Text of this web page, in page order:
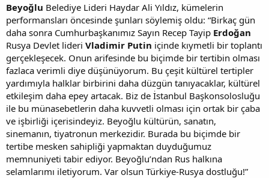
Beyoğlu Belediye Lideri Haydar Ali Yıldız, kümelerin
performansları öncesinde şunları söylemiş oldu: “Birkaç gün
daha sonra Cumhurbaşkanımız Sayın Recep Tayip Erdoğan
Rusya Devlet lideri Vladimir Putin içinde kıymetli bir toplantı
gerçekleşecek. Onun arifesinde bu biçimde bir tertibin olması
fazlaca verimli diye düşünüyorum. Bu çeşit kültürel tertipler
yardımıyla halklar birbirini daha düzgün tanıyacaklar, kültürel
etkileşim daha epey artacak. Biz de İstanbul Başkonsolosluğu
ile bu münasebetlerin daha kuvvetli olması için ortak bir çaba
ve işbirliği içerisindeyiz. Beyoğlu kültürün, sanatın,
sinemanın, tiyatronun merkezidir. Burada bu biçimde bir
tertibe mesken sahipliği yapmaktan duyduğumuz
memnuniyeti tabir ediyor. Beyoğlu’ndan Rus halkına
selamlarımı iletiyorum. Var olsun Türkiye-Rusya dostluğu!”